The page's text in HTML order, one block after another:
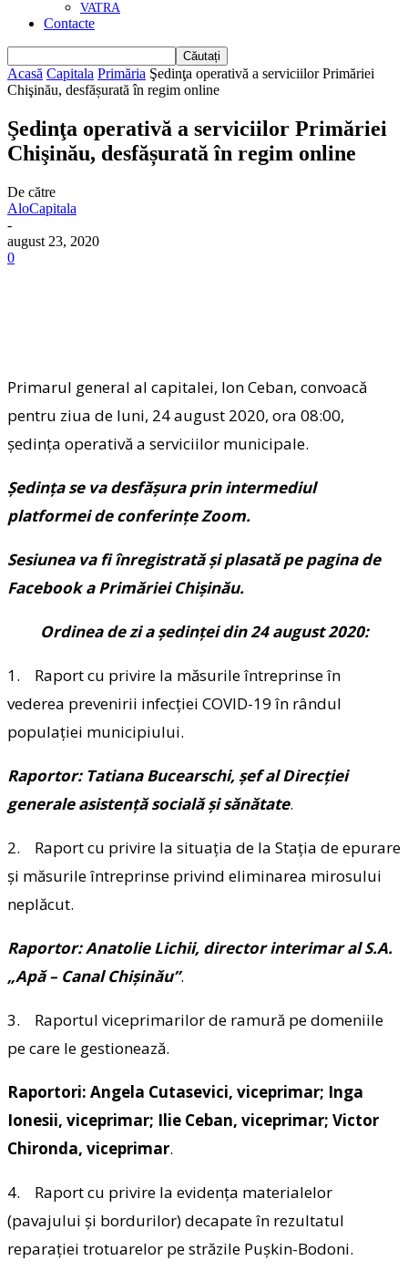
VATRA
Contacte
Acasă Capitala Primăria Şedinţa operativă a serviciilor Primăriei
Chişinău, desfășurată în regim online
Şedinţa operativă a serviciilor Primăriei
Chişinău, desfășurată în regim online
De către
AloCapitala
-
august 23, 2020
0
Primarul general al capitalei, Ion Ceban, convoacă
pentru ziua de luni, 24 august 2020, ora 08:00,
ședința operativă a serviciilor municipale.
Ședința se va desfășura prin intermediul
platformei de conferințe Zoom.
Sesiunea va fi înregistrată și plasată pe pagina de
Facebook a Primăriei Chișinău.
Ordinea de zi a şedinţei din 24 august 2020:
1. Raport cu privire la măsurile întreprinse în
vederea prevenirii infecției COVID-19 în rândul
populației municipiului.
Raportor: Tatiana Bucearschi, șef al Direcției
generale asistență socială și sănătate.
2. Raport cu privire la situația de la Stația de epurare
și măsurile întreprinse privind eliminarea mirosului
neplăcut.
Raportor: Anatolie Lichii, director interimar al S.A.
„Apă – Canal Chișinău”.
3. Raportul viceprimarilor de ramură pe domeniile
pe care le gestionează.
Raportori: Angela Cutasevici, viceprimar; Inga
Ionesii, viceprimar; Ilie Ceban, viceprimar; Victor
Chironda, viceprimar.
4. Raport cu privire la evidența materialelor
(pavajului și bordurilor) decapate în rezultatul
reparației trotuarelor pe străzile Pușkin-Bodoni.